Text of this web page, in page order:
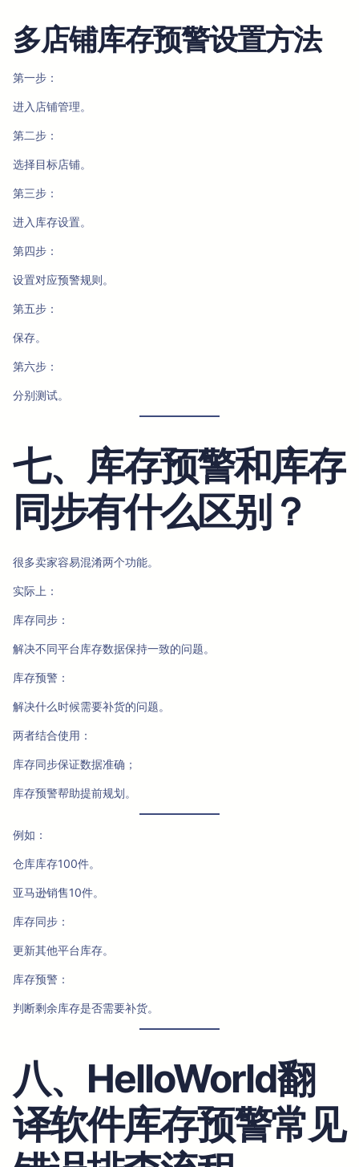
多店铺库存预警设置方法
第一步：
进入店铺管理。
第二步：
选择目标店铺。
第三步：
进入库存设置。
第四步：
设置对应预警规则。
第五步：
保存。
第六步：
分别测试。
七、库存预警和库存
同步有什么区别？
很多卖家容易混淆两个功能。
实际上：
库存同步：
解决不同平台库存数据保持一致的问题。
库存预警：
解决什么时候需要补货的问题。
两者结合使用：
库存同步保证数据准确；
库存预警帮助提前规划。
例如：
仓库库存100件。
亚马逊销售10件。
库存同步：
更新其他平台库存。
库存预警：
判断剩余库存是否需要补货。
八、HelloWorld翻
译软件库存预警常见